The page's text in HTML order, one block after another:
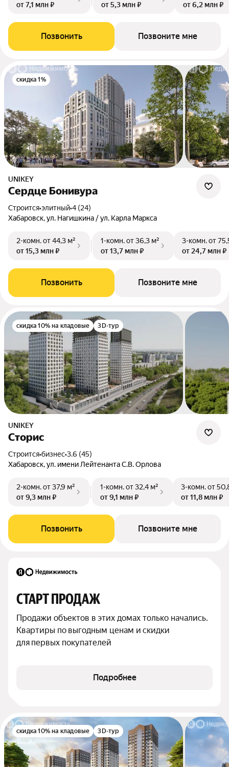
от 7,1 млн ₽
от 5,3 млн ₽
от 6,2 млн ₽
Позвонить Позвоните мне
скидка 1%
UNIKEY
Сердце Бонивура
Строится•элитный•4 (24)
Хабаровск, ул. Нагишкина / ул. Карла Маркса
2-комн.от 44,3 м²
от 15,3 млн ₽
1-комн.от 36,3 м²
от 13,7 млн ₽
3-комн.от
от 24,7 млн ₽
Позвонить Позвоните мне
скидка 10% на кладовые 3D-тур
UNIKEY
Сторис
Строится•бизнес•3.6 (45)
Хабаровск, ул. имени Лейтенанта С.В. Орлова
2-комн.от 37,9 м²
от 9,3 млн ₽
1-комн.от 32,4 м²
от 9,1 млн ₽
3-комн.от
от 11,8 млн ₽
Позвонить Позвоните мне
СТАРТ ПРОДАЖ
Продажи объектов в этих домах только начались.
Квартиры по выгодным ценам и скидки
для первых покупателей
Подробнее
скидка 10% на кладовые 3D-тур